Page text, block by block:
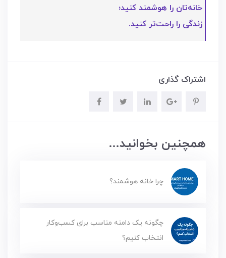
خانه‌تان را هوشمند کنید؛
زندگی را راحت‌تر کنید.
اشتراک گذاری
همچنین بخوانید...
چرا خانه هوشمند؟
چگونه یک دامنه مناسب برای کسب‌وکار
انتخاب کنیم؟